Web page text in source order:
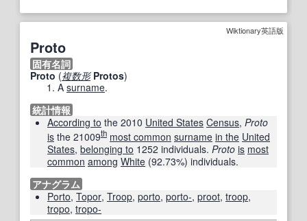
Wiktionary英語版
Proto
固有名詞
Proto (複数形 Protos)
A surname.
統計情報
According to the 2010 United States Census, Proto
is the 21009th most common surname in the United
States, belonging to 1252 individuals. Proto is most
common among White (92.73%) individuals.
アナグラム
Porto, Topor, Troop, porto, porto-, proot, troop,
tropo, tropo-